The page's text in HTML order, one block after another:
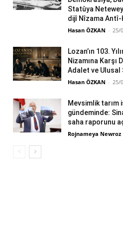
Statûya
dijî Nîzama Antî-
Hasan ÖZKAN - 25/
Lozan’ın 103.
Nizamına Karşı
Adalet ve Ulusal
Hasan ÖZKAN - 25/
Mevsimlik tarım
gündeminde:
saha raporunu
Rojnameya Newroz